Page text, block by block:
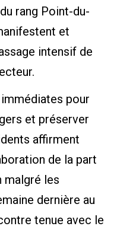
rang Point-du-
et
intensif de
pour
et préserver
affirment
de la part
malgré les
dernière au
tenue avec le